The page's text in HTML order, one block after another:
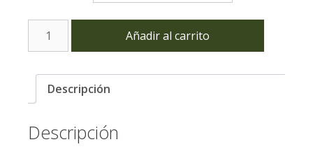
TST
Lazo
Pistacho
Añadir al carrito
Descripción
Descripción